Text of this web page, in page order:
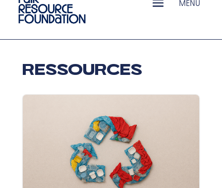
Ressources